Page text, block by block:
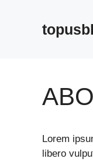
Lorem
libero